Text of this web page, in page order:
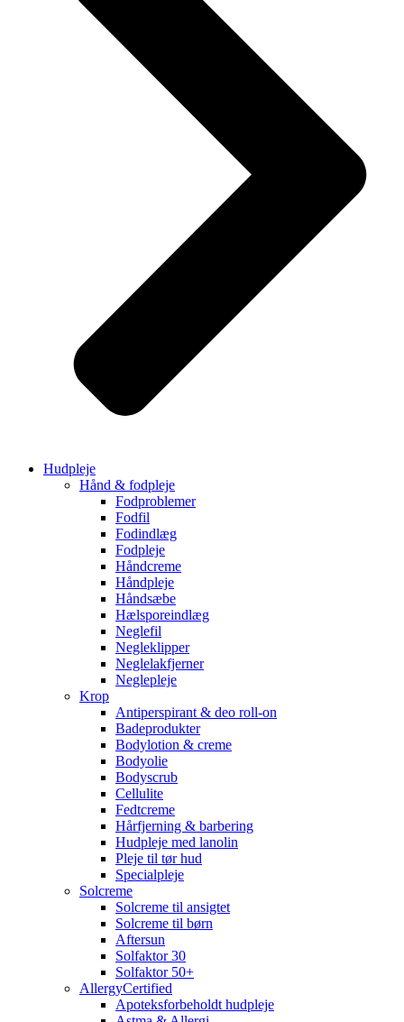
Hudpleje
Hånd & fodpleje
Fodproblemer
Fodfil
Fodindlæg
Fodpleje
Håndcreme
Håndpleje
Håndsæbe
Hælsporeindlæg
Neglefil
Negleklipper
Neglelakfjerner
Neglepleje
Krop
Antiperspirant & deo roll-on
Badeprodukter
Bodylotion & creme
Bodyolie
Bodyscrub
Cellulite
Fedtcreme
Hårfjerning & barbering
Hudpleje med lanolin
Pleje til tør hud
Specialpleje
Solcreme
Solcreme til ansigtet
Solcreme til børn
Aftersun
Solfaktor 30
Solfaktor 50+
AllergyCertified
Apoteksforbeholdt hudpleje